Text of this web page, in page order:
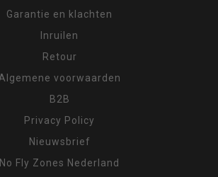
Garantie en klachten
Inruilen
Retour
Algemene voorwaarden
B2B
Privacy Policy
Nieuwsbrief
No Fly Zones Nederland